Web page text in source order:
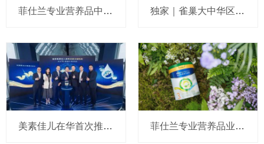
菲仕兰专业营养品中国总裁张展红揭晓最新奶商指数：助力消费者从“懂奶”到“选对奶” 独家｜雀巢大中华区人力资源“一号位”敲定，菲仕兰徐耀东接棒
美素佳儿在华首次推出适度水解奶粉，张展红剧透要探索和引进更多新品 菲仕兰专业营养品业务迎来“新帅”：林万鹏将卸任，分析称美素佳儿在华仍会保持独立性与延续性